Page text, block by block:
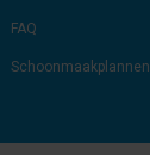
FAQ
Schoonmaakplannen